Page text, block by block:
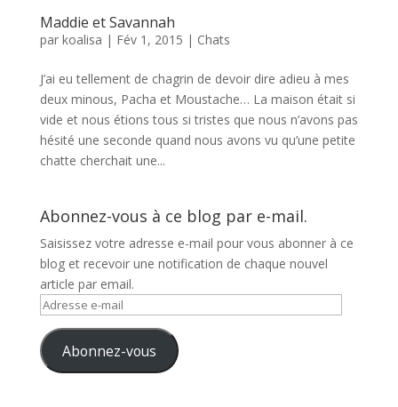
Maddie et Savannah
par koalisa | Fév 1, 2015 | Chats
J’ai eu tellement de chagrin de devoir dire adieu à mes
deux minous, Pacha et Moustache… La maison était si
vide et nous étions tous si tristes que nous n’avons pas
hésité une seconde quand nous avons vu qu’une petite
chatte cherchait une...
Abonnez-vous à ce blog par e-mail.
Saisissez votre adresse e-mail pour vous abonner à ce
blog et recevoir une notification de chaque nouvel
article par email.
Adresse
mail Abonnez-vous